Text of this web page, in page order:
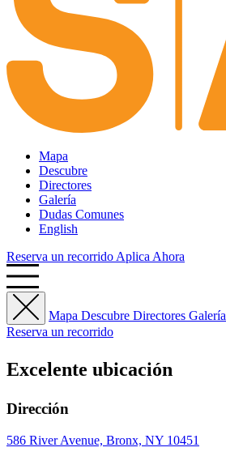
Mapa
Descubre
Directores
Galería
Dudas Comunes
English
Reserva un recorrido Aplica Ahora
Mapa Descubre Directores Galería
Reserva un recorrido
Excelente ubicación
Dirección
586 River Avenue, Bronx, NY 10451